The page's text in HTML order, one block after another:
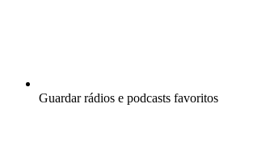
Guardar rádios e podcasts favoritos